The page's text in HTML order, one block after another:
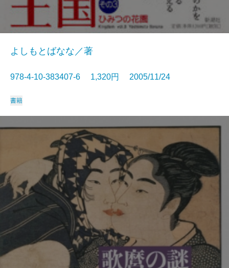
よしもとばなな／著
978-4-10-383407-6 1,320円 2005/11/24
書籍